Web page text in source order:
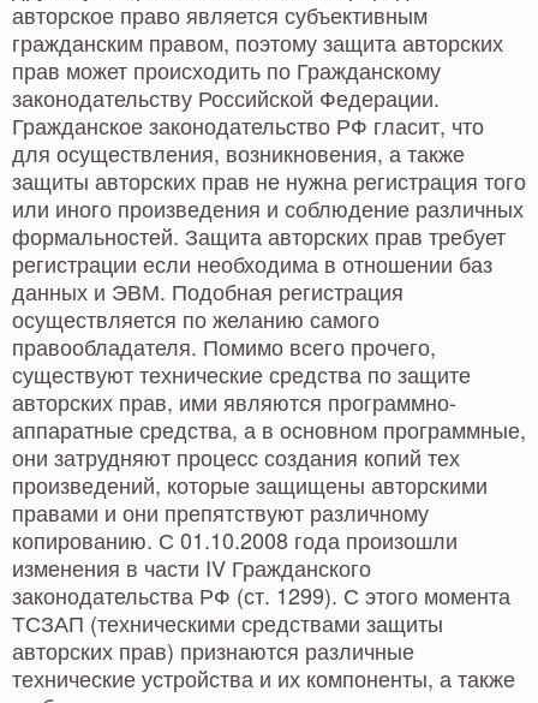
авторское право является субъективным
гражданским правом, поэтому защита авторских
прав может происходить по Гражданскому
законодательству Российской Федерации.
Гражданское законодательство РФ гласит, что
для осуществления, возникновения, а также
защиты авторских прав не нужна регистрация того
или иного произведения и соблюдение различных
формальностей. Защита авторских прав требует
регистрации если необходима в отношении баз
данных и ЭВМ. Подобная регистрация
осуществляется по желанию самого
правообладателя. Помимо всего прочего,
существуют технические средства по защите
авторских прав, ими являются программно-
аппаратные средства, а в основном программные,
они затрудняют процесс создания копий тех
произведений, которые защищены авторскими
правами и они препятствуют различному
копированию. С 01.10.2008 года произошли
изменения в части IV Гражданского
законодательства РФ (ст. 1299). С этого момента
ТСЗАП (техническими средствами защиты
авторских прав) признаются различные
технические устройства и их компоненты, а также